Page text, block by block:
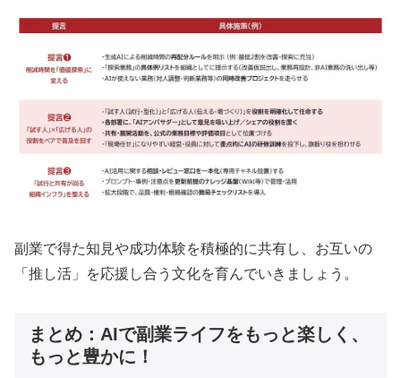
副業で得た知見や成功体験を積極的に共有し、お互いの
「推し活」を応援し合う文化を育んでいきましょう。
まとめ：AIで副業ライフをもっと楽しく、
もっと豊かに！